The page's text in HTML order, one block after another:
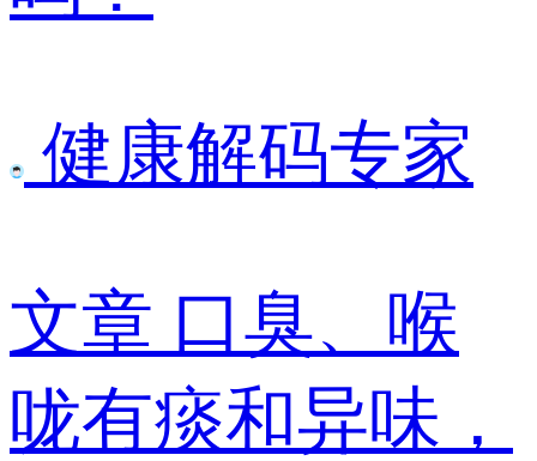
健康解码专家
文章 口臭、喉
咙有痰和异味，